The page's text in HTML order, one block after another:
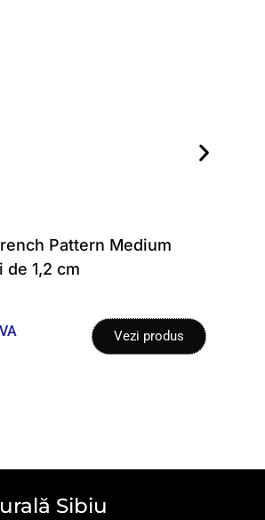
Pattern Medium
de 1,2 cm
Vezi produs
Sibiu